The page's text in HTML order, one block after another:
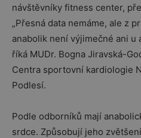
návštěvníky fitness center,
„Přesná data nemáme, ale z
anabolik není výjimečné ani u
říká MUDr. Bogna Jiravská-
Centra sportovní kardiologie
Podlesí.
Podle odborníků mají
srdce. Způsobují jeho